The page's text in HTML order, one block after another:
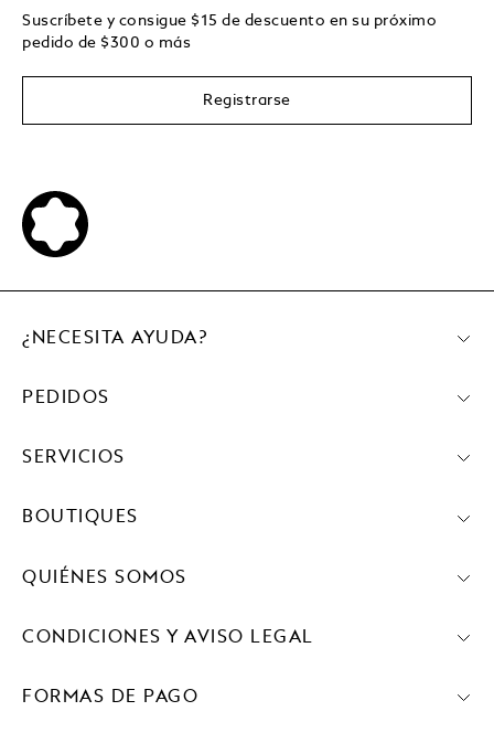
Suscríbete y consigue $15 de descuento en su próximo
pedido de $300 o más
Registrarse
FORMAS DE PAGO
¿NECESITA AYUDA?
PEDIDOS
SERVICIOS
BOUTIQUES
QUIÉNES SOMOS
CONDICIONES Y AVISO LEGAL